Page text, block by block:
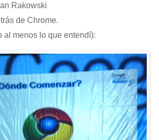
Rakowski
de Chrome.
al menos lo que entendí):